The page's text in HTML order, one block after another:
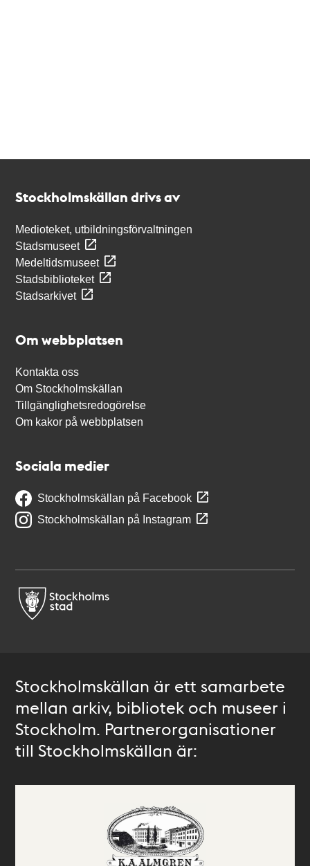
Stockholmskällan drivs av
Medioteket, utbildningsförvaltningen
Stadsmuseet
Medeltidsmuseet
Stadsbiblioteket
Stadsarkivet
Om webbplatsen
Kontakta oss
Om Stockholmskällan
Tillgänglighetsredogörelse
Om kakor på webbplatsen
Sociala medier
Stockholmskällan på Facebook
Stockholmskällan på Instagram
Stockholmskällan är ett samarbete
mellan arkiv, bibliotek och museer i
Stockholm. Partnerorganisationer
till Stockholmskällan är: